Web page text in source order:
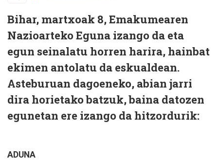
Bihar, martxoak 8, Emakumearen
Nazioarteko Eguna izango da eta
egun seinalatu horren harira, hainbat
ekimen antolatu da eskualdean.
Asteburuan dagoeneko, abian jarri
dira horietako batzuk, baina datozen
egunetan ere izango da hitzordurik:
ADUNA